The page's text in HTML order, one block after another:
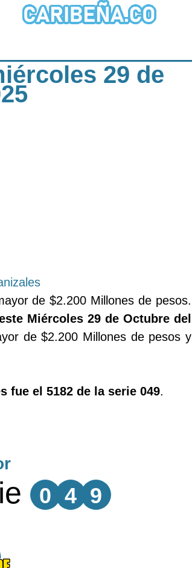
29 de
de $2.200 Millones de pesos.
Miércoles 29 de Octubre del
de $2.200 Millones de pesos y
fue el 5182 de la serie 049.
0 4 9